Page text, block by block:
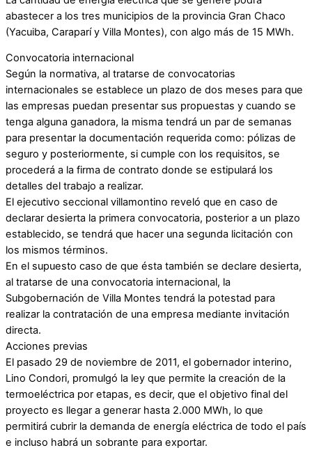
abastecer a los tres municipios de la provincia Gran Chaco
(Yacuiba, Caraparí y Villa Montes), con algo más de 15 MWh.
Convocatoria internacional
Según la normativa, al tratarse de convocatorias
internacionales se establece un plazo de dos meses para que
las empresas puedan presentar sus propuestas y cuando se
tenga alguna ganadora, la misma tendrá un par de semanas
para presentar la documentación requerida como: pólizas de
seguro y posteriormente, si cumple con los requisitos, se
procederá a la firma de contrato donde se estipulará los
detalles del trabajo a realizar.
El ejecutivo seccional villamontino reveló que en caso de
declarar desierta la primera convocatoria, posterior a un plazo
establecido, se tendrá que hacer una segunda licitación con
los mismos términos.
En el supuesto caso de que ésta también se declare desierta,
al tratarse de una convocatoria internacional, la
Subgobernación de Villa Montes tendrá la potestad para
realizar la contratación de una empresa mediante invitación
directa.
Acciones previas
El pasado 29 de noviembre de 2011, el gobernador interino,
Lino Condori, promulgó la ley que permite la creación de la
termoeléctrica por etapas, es decir, que el objetivo final del
proyecto es llegar a generar hasta 2.000 MWh, lo que
permitirá cubrir la demanda de energía eléctrica de todo el país
e incluso habrá un sobrante para exportar.